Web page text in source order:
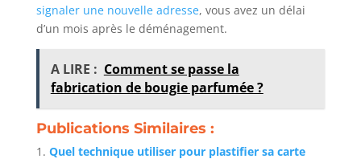
signaler une nouvelle adresse, vous avez un délai
d’un mois après le déménagement.
A LIRE : Comment se passe la
fabrication de bougie parfumée ?
Publications Similaires :
Quel technique utiliser pour plastifier sa carte